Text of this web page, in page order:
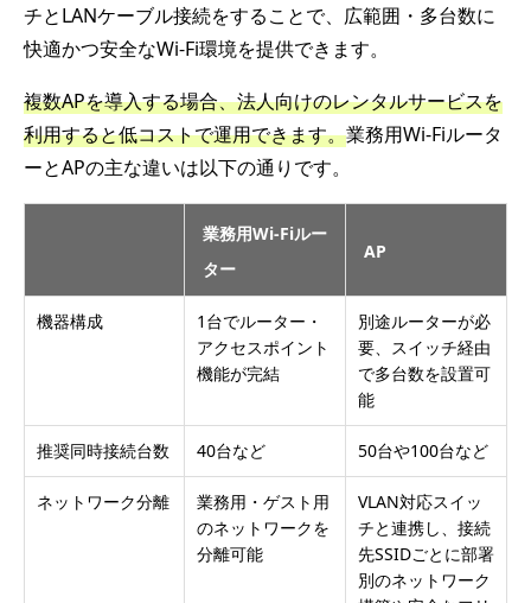
チとLANケーブル接続をすることで、広範囲・多台数に
快適かつ安全なWi-Fi環境を提供できます。
複数APを導入する場合、法人向けのレンタルサービスを
利用すると低コストで運用できます。業務用Wi-Fiルータ
ーとAPの主な違いは以下の通りです。
業務用Wi-Fiルー
ター
AP
機器構成
1台でルーター・
アクセスポイント
機能が完結
別途ルーターが必
要、スイッチ経由
で多台数を設置可
能
推奨同時接続台数 40台など 50台や100台など
ネットワーク分離
業務用・ゲスト用
のネットワークを
分離可能
VLAN対応スイッ
チと連携し、接続
先SSIDごとに部署
別のネットワーク